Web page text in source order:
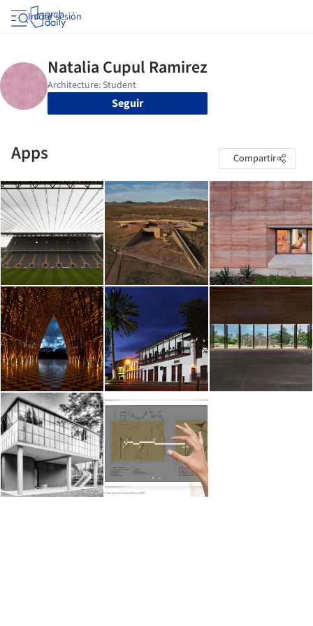
Iniciar sesión
Seguir
Apps Compartir